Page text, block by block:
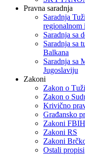
Pravna saradnja
Saradnja
regionalnom
Saradnja sa
Saradnja sa
Balkana
Saradnja sa
Jugoslaviju
Zakoni
Zakon o
Zakon o
Krivično
Građansko
Zakoni FBIH
Zakoni RS
Zakoni
Ostali propisi